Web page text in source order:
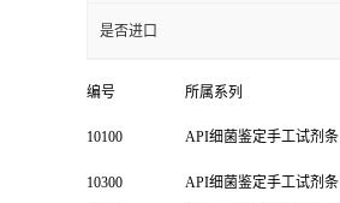
是否进口
编号 所属系列
10100 API细菌鉴定手工试剂条
10300 API细菌鉴定手工试剂条